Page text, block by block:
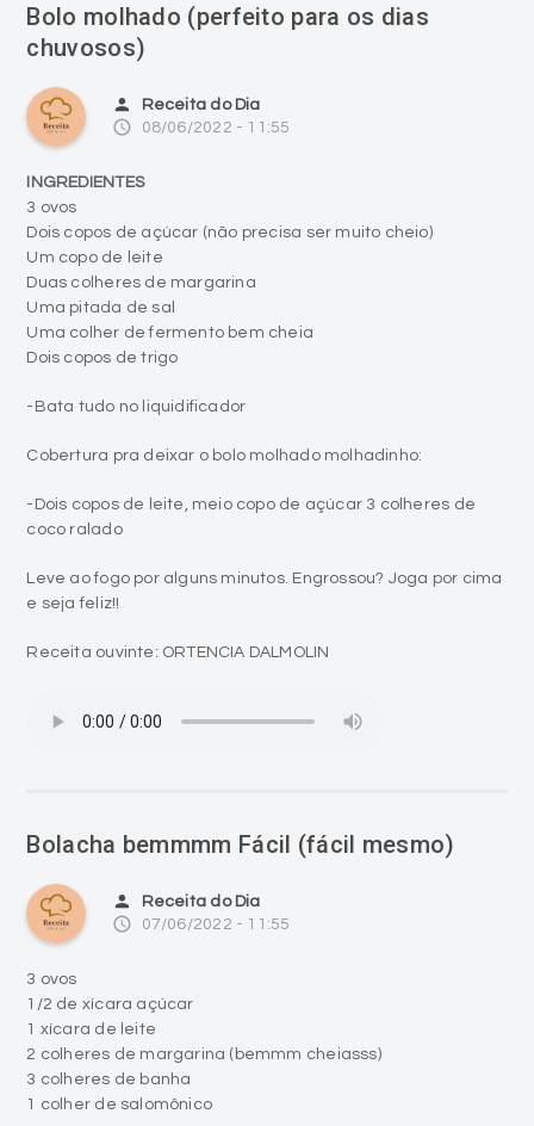
Bolo molhado (perfeito para os dias
chuvosos)
person Receita do Dia
access_time 08/06/2022 - 11:55
INGREDIENTES
3 ovos
Dois copos de açúcar (não precisa ser muito cheio)
Um copo de leite
Duas colheres de margarina
Uma pitada de sal
Uma colher de fermento bem cheia
Dois copos de trigo
-Bata tudo no liquidificador
Cobertura pra deixar o bolo molhado molhadinho:
-Dois copos de leite, meio copo de açúcar 3 colheres de
coco ralado
Leve ao fogo por alguns minutos. Engrossou? Joga por cima
e seja feliz!!
Receita ouvinte: ORTENCIA DALMOLIN
Bolacha bemmmm Fácil (fácil mesmo)
person Receita do Dia
access_time 07/06/2022 - 11:55
3 ovos
1/2 de xícara açúcar
1 xícara de leite
2 colheres de margarina (bemmm cheiasss)
3 colheres de banha
1 colher de salomônico